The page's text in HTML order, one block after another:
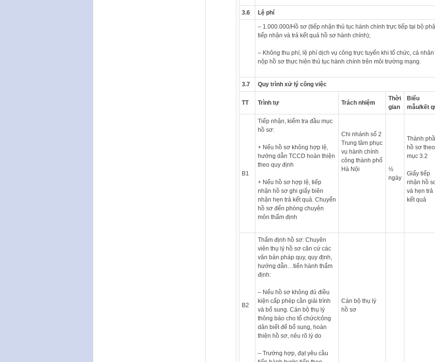
3.6 Lệ phí
– 1.000.000/Hồ sơ (tiếp nhận thủ tục hành chính trực tiếp tại bộ
tiếp nhận và trả kết quả hồ sơ hành chính);
– Không thu phí, lệ phí dịch vụ công trực tuyến khi tổ chức, cá nhân
nộp hồ sơ thực hiện thủ tục hành chính trên môi trường mạng.
3.7 Quy trình xử lý công việc
TT Trình tự Trách nhiệm
Thời
gian
Biểu
mẫu/kết
B1
Tiếp nhận, kiểm tra đầu mục
hồ sơ:
+ Nếu hồ sơ không hợp lệ,
hướng dẫn TCCD hoàn thiện
theo quy định
+ Nếu hồ sơ hợp lệ, tiếp
nhận hồ sơ ghi giấy biên
nhận hẹn trả kết quả. Chuyển
hồ sơ đến phòng chuyên
môn thẩm định
Chi nhánh số 2
Trung tâm phục
vụ hành chính
công thành phố
Hà Nội
½
ngày
Thành
hồ sơ theo
mục 3.2
Giấy tiếp
nhận hồ
và hẹn trả
kết quả
B2
Thẩm định hồ sơ: Chuyên
viên thụ lý hồ sơ căn cứ các
văn bản pháp quy, quy định,
hướng dẫn…tiến hành thẩm
định:
– Nếu hồ sơ không đủ điều
kiện cấp phép cần giải trình
và bổ sung. Cán bộ thụ lý
thông báo cho tổ chức/công
dân biết để bổ sung, hoàn
thiện hồ sơ, nêu rõ lý do
– Trường hợp, đạt yêu cầu
Cán bộ thụ lý
hồ sơ